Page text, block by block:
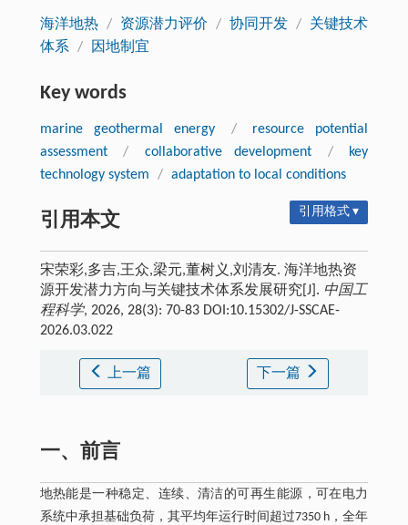
海洋地热 / 资源潜力评价 / 协同开发 /
关键技术
体系 / 因地制宜
Key words
marine geothermal energy /
resource potential
assessment
/ collaborative development /
key
technology system
/ adaptation to local conditions
引用本文 引用格式 ▾
宋荣彩,多吉,王众,梁元,董树义,刘清友. 海洋地热资
源开发潜力方向与关键技术体系发展研究[J]. 中国工
程科学, 2026, 28(3): 70-83 DOI:10.15302/J-SSCAE-
2026.03.022
上一篇 下一篇
一、前言
地热能是一种稳定、连续、清洁的可再生能源，可在电力
系统中承担基础负荷，其平均年运行时间超过7350 h，全年